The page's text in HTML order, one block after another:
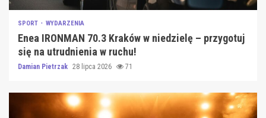
SPORT WYDARZENIA
Enea IRONMAN 70.3 Kraków w niedzielę – przygotuj
się na utrudnienia w ruchu!
Damian Pietrzak 28 lipca 2026 71